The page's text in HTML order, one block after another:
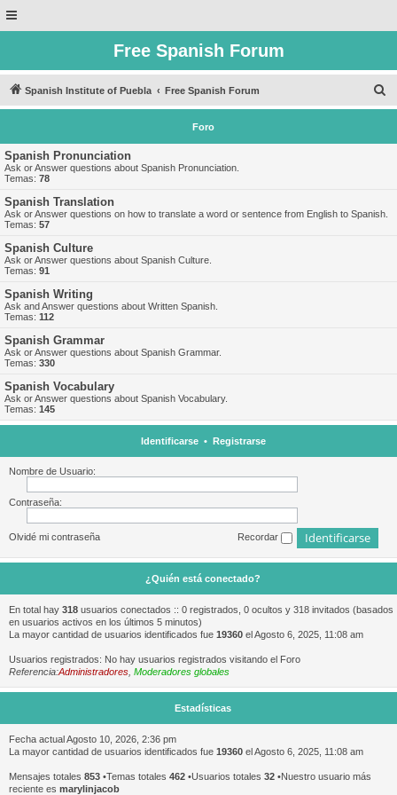
Free Spanish Forum
Spanish Institute of Puebla Free Spanish Forum
u
Foro
Spanish Pronunciation
Ask or Answer questions about Spanish Pronunciation.
Temas: 78
Spanish Translation
Ask or Answer questions on how to translate a word or sentence from English to Spanish.
Temas: 57
Spanish Culture
Ask or Answer questions about Spanish Culture.
Temas: 91
Spanish Writing
Ask and Answer questions about Written Spanish.
Temas: 112
Spanish Grammar
Ask or Answer questions about Spanish Grammar.
Temas: 330
Spanish Vocabulary
Ask or Answer questions about Spanish Vocabulary.
Temas: 145
Identificarse• Registrarse
Nombre de Usuario:
Contraseña:
Olvidé mi contraseña Recordar
¿Quién está conectado?
En total hay 318 usuarios conectados :: 0 registrados, 0 ocultos y 318 invitados (basados
en usuarios activos en los últimos 5 minutos)
La mayor cantidad de usuarios identificados fue 19360 el Agosto 6, 2025, 11:08 am
Usuarios registrados: No hay usuarios registrados visitando el Foro
Referencia:Administradores Moderadores globales
Estadísticas
Fecha actual Agosto 10, 2026, 2:36 pm
La mayor cantidad de usuarios identificados fue 19360 el Agosto 6, 2025, 11:08 am
Mensajes totales 853 •Temas totales 462 •Usuarios totales 32 •Nuestro usuario más
reciente es marylinjacob